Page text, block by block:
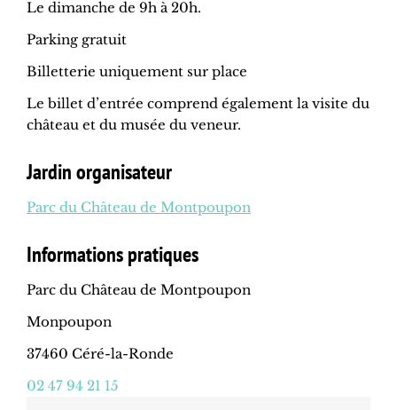
Le dimanche de 9h à 20h.
Parking gratuit
Billetterie uniquement sur place
Le billet d’entrée comprend également la visite du
château et du musée du veneur.
Jardin organisateur
Parc du Château de Montpoupon
Informations pratiques
Parc du Château de Montpoupon
Monpoupon
37460 Céré-la-Ronde
02 47 94 21 15